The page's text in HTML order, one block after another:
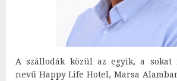
A szállodák közül az egyik, a sokat
nevű Happy Life Hotel, Marsa